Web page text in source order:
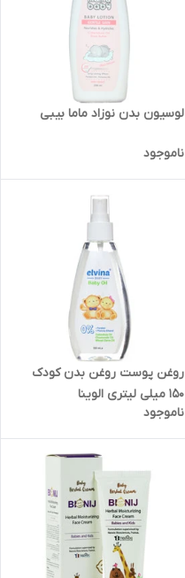
لوسیون بدن نوزاد ماما بیبی
ناموجود
روغن پوست روغن بدن کودک
150 میلی لیتری الوینا
ناموجود